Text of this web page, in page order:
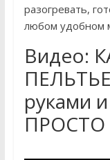
разогревать,
любом удобном
Видео:
руками
ПРОСТО